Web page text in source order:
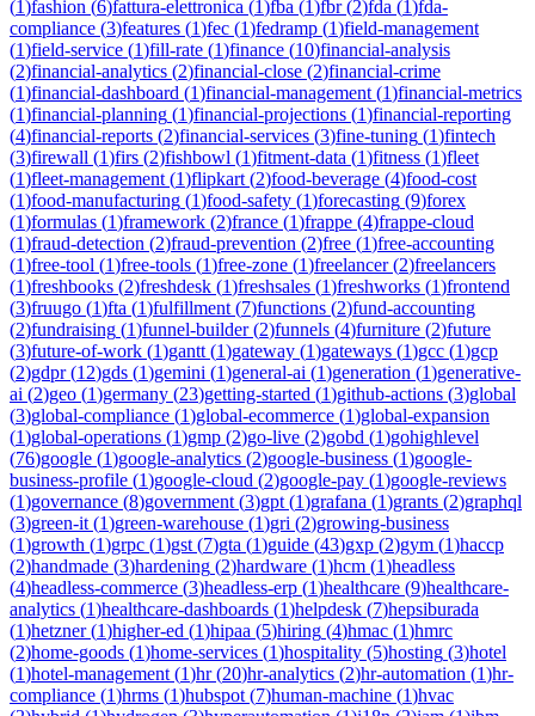
(1)fashion (6)fattura-elettronica (1)fba (1)fbr(2)fda (1)fda-
compliance (3)features (1)fec (1)fedramp (1)field-management
(1)field-service (1)fill-rate (1)finance (10)financial-analysis
(2)financial-analytics (2)financial-close (2)financial-crime
(1)financial-dashboard (1)financial-management (1)financial-metrics
(1)financial-planning (1)financial-projections (1)financial-reporting
(4)financial-reports (2)financial-services (3)fine-tuning (1)fintech
(3)firewall (1)firs (2)fishbowl (1)fitment-data (1)fitness (1)fleet
(1)fleet-management (1)flipkart (2)food-beverage (4)food-cost
(1)food-manufacturing (1)food-safety (1)forecasting (9)forex
(1)formulas (1)framework (2)france (1)frappe (4)frappe-cloud
(1)fraud-detection (2)fraud-prevention (2)free (1)free-accounting
(1)free-tool (1)free-tools (1)free-zone (1)freelancer(2)freelancers
(1)freshbooks (2)freshdesk (1)freshsales (1)freshworks (1)frontend
(3)fruugo (1)fta (1)fulfillment (7)functions (2)fund-accounting
(2)fundraising (1)funnel-builder(2)funnels (4)furniture (2)future
(3)future-of-work (1)gantt (1)gateway (1)gateways (1)gcc (1)gcp
(2)gdpr(12)gds (1)gemini (1)general-ai (1)generation (1)generative-
ai (2)geo (1)germany (23)getting-started (1)github-actions (3)global
(3)global-compliance (1)global-ecommerce (1)global-expansion
(1)global-operations (1)gmp (2)go-live (2)gobd (1)gohighlevel
(76)google (1)google-analytics (2)google-business (1)google-
business-profile (1)google-cloud (2)google-pay (1)google-reviews
(1)governance (8)government (3)gpt (1)grafana (1)grants (2)graphql
(3)green-it (1)green-warehouse (1)gri (2)growing-business
(1)growth (1)grpc (1)gst (7)gta (1)guide (43)gxp (2)gym (1)haccp
(2)handmade (3)hardening (2)hardware (1)hcm (1)headless
(4)headless-commerce (3)headless-erp (1)healthcare (9)healthcare-
analytics (1)healthcare-dashboards (1)helpdesk (7)hepsiburada
(1)hetzner(1)higher-ed (1)hipaa (5)hiring (4)hmac (1)hmrc
(2)home-goods (1)home-services (1)hospitality (5)hosting (3)hotel
(1)hotel-management (1)hr(20)hr-analytics (2)hr-automation (1)hr-
compliance (1)hrms (1)hubspot (7)human-machine (1)hvac